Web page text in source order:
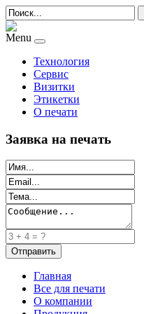
Menu
Технология
Сервис
Визитки
Этикетки
О печати
Заявка на печать
Главная
Все для печати
О компании